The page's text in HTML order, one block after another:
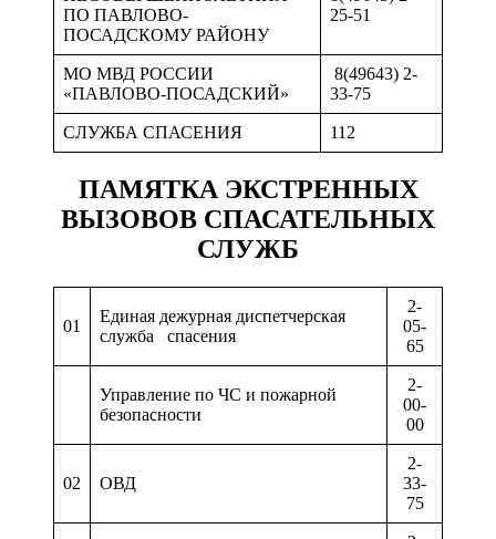
ПО ПАВЛОВО-
ПОСАДСКОМУ РАЙОНУ
25-51
МО МВД РОССИИ
«ПАВЛОВО-ПОСАДСКИЙ»
8(49643) 2-
33-75
СЛУЖБА СПАСЕНИЯ 112
ПАМЯТКА ЭКСТРЕННЫХ
ВЫЗОВОВ СПАСАТЕЛЬНЫХ
СЛУЖБ
01
Единая дежурная диспетчерская
служба спасения
2-
05-
65
Управление по ЧС и пожарной
безопасности
2-
00-
00
02 ОВД
2-
33-
75